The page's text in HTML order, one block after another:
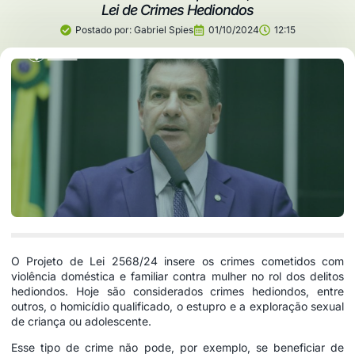
Lei de Crimes Hediondos
Postado por:Gabriel Spies 01/10/2024 12:15
O Projeto de Lei 2568/24 insere os crimes cometidos com
violência doméstica e familiar contra mulher no rol dos delitos
hediondos. Hoje são consideradoscrimes hediondos, entre
outros, o homicídio qualificado, o estupro e a exploração sexual
de criança ou adolescente.
Esse tipo de crime não pode, por exemplo, se beneficiar de